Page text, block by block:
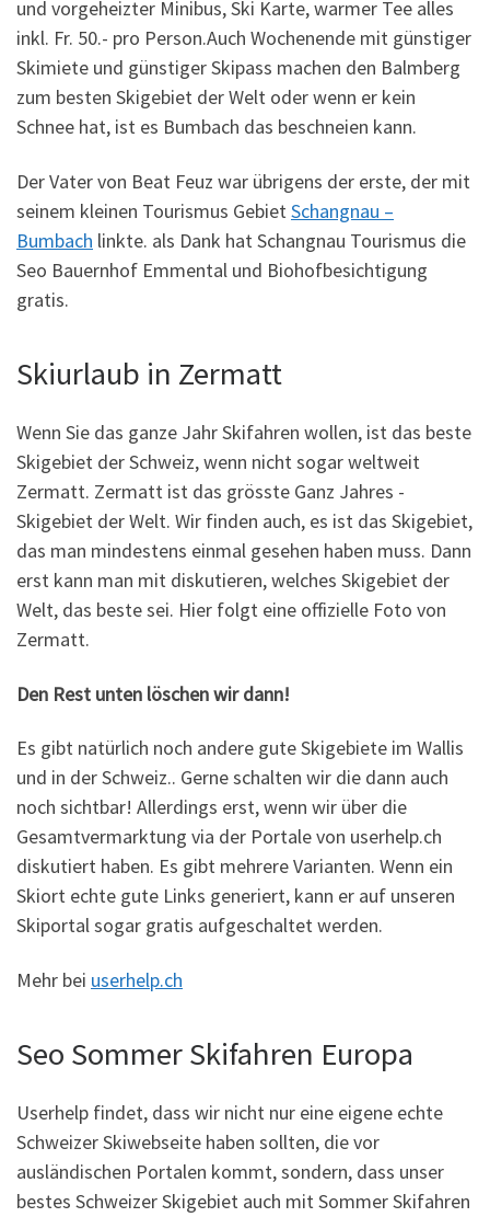
und vorgeheizter Minibus, Ski Karte, warmer Tee alles
inkl. Fr. 50.- pro Person.Auch Wochenende mit günstiger
Skimiete und günstiger Skipass machen den Balmberg
zum besten Skigebiet der Welt oder wenn er kein
Schnee hat, ist es Bumbach das beschneien kann.
Der Vater von Beat Feuz war übrigens der erste, der mit
seinem kleinen Tourismus GebietSchangnau –
Bumbach linkte. als Dank hat Schangnau Tourismus die
Seo Bauernhof Emmental und Biohofbesichtigung
gratis.
Skiurlaub in Zermatt
Wenn Sie das ganze Jahr Skifahren wollen, ist das beste
Skigebiet der Schweiz, wenn nicht sogar weltweit
Zermatt. Zermatt ist das grösste Ganz Jahres -
Skigebiet der Welt. Wir finden auch, es ist das Skigebiet,
das man mindestens einmal gesehen haben muss. Dann
erst kann man mit diskutieren, welches Skigebiet der
Welt, das beste sei. Hier folgt eine offizielle Foto von
Zermatt.
Den Rest unten löschen wir dann!
Es gibt natürlich noch andere gute Skigebiete im Wallis
und in der Schweiz.. Gerne schalten wir die dann auch
noch sichtbar! Allerdings erst, wenn wir über die
Gesamtvermarktung via der Portale von userhelp.ch
diskutiert haben. Es gibt mehrere Varianten. Wenn ein
Skiort echte gute Links generiert, kann er auf unseren
Skiportal sogar gratis aufgeschaltet werden.
Mehr bei userhelp.ch
Seo Sommer Skifahren Europa
Userhelp findet, dass wir nicht nur eine eigene echte
Schweizer Skiwebseite haben sollten, die vor
ausländischen Portalen kommt, sondern, dass unser
bestes Schweizer Skigebiet auch mit Sommer Skifahren